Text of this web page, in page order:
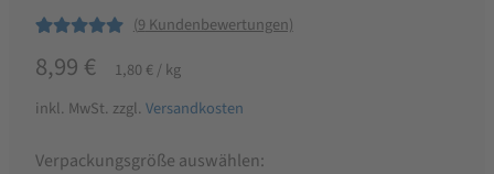
5.00von 5,
basierend auf
(9Kundenbewertungen)
8,99 € 1,80 € /kg
inkl. MwSt. zzgl. Versandkosten
Verpackungsgröße auswählen: